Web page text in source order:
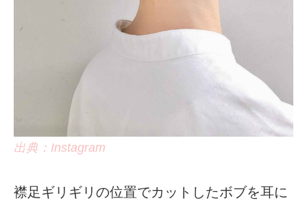
出典：Instagram
襟足ギリギリの位置でカットしたボブを耳に